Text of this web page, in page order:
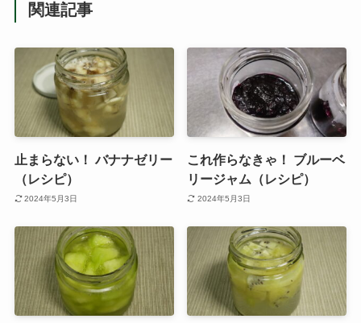
関連記事
止まらない！ バナナゼリー
（レシピ）
2024年5月3日
これ作らなきゃ！ ブルーベ
リージャム（レシピ）
2024年5月3日